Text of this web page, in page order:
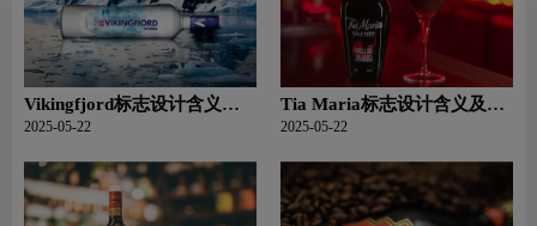
Vikingfjord标志设计含义及
利口酒品牌设计理念
2025-05-22
Tia Maria标志设计含义及利
口酒品牌设计理念
2025-05-22